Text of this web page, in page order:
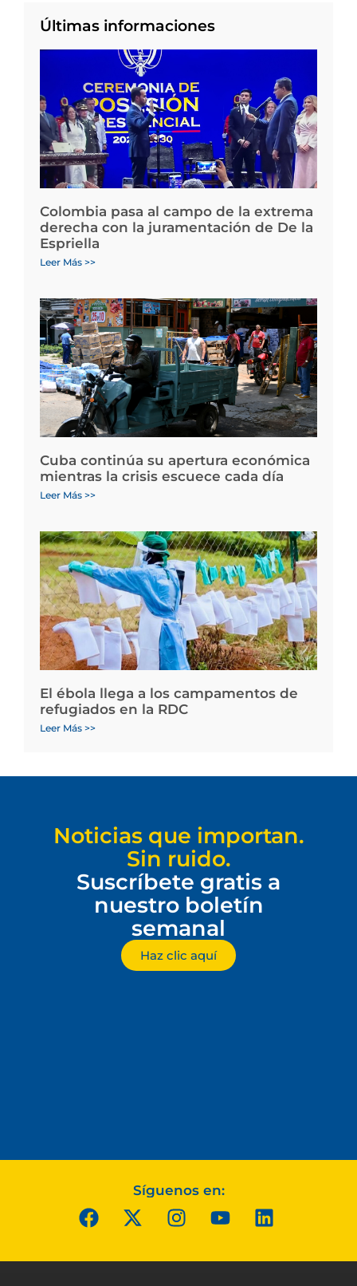
Últimas informaciones
Colombia pasa al campo de la extrema
derecha con la juramentación de De la
Espriella
Leer Más >>
Cuba continúa su apertura económica
mientras la crisis escuece cada día
Leer Más >>
El ébola llega a los campamentos de
refugiados en la RDC
Leer Más >>
Noticias que importan.
Sin ruido.
Suscríbete gratis a
nuestro boletín
semanal
Haz clic aquí
Síguenos en: